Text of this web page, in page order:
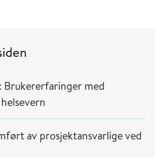
med
av prosjektansvarlige ved